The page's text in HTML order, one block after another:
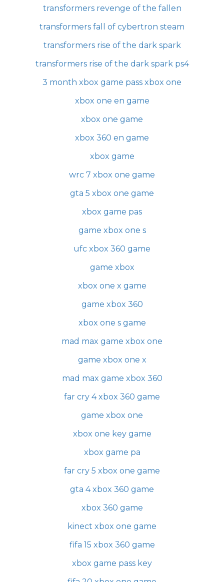
transformers revenge of the fallen
transformers fall of cybertron steam
transformers rise of the dark spark
transformers rise of the dark spark ps4
3 month xbox game pass xbox one
xbox one en game
xbox one game
xbox 360 en game
xbox game
wrc 7 xbox one game
gta 5 xbox one game
xbox game pas
game xbox one s
ufc xbox 360 game
game xbox
xbox one x game
game xbox 360
xbox one s game
mad max game xbox one
game xbox one x
mad max game xbox 360
far cry 4 xbox 360 game
game xbox one
xbox one key game
xbox game pa
far cry 5 xbox one game
gta 4 xbox 360 game
xbox 360 game
kinect xbox one game
fifa 15 xbox 360 game
xbox game pass key